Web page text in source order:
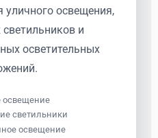
уличного освещения,
и
осветительных
освещение
светильники
освещение